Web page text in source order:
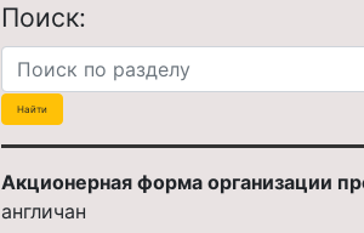
Поиск:
Акционерная форма организации
англичан